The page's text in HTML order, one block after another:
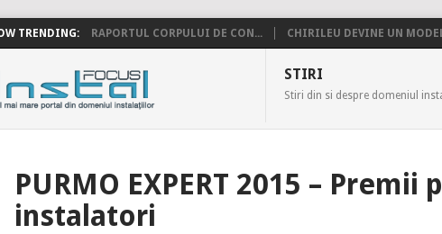
TRENDING: RAPORTUL CORPULUI DE CON... CHIRILEU DEVINE UN
STIRI
Stiri din si despre domeniul
PURMO EXPERT 2015 – Premii
instalatori